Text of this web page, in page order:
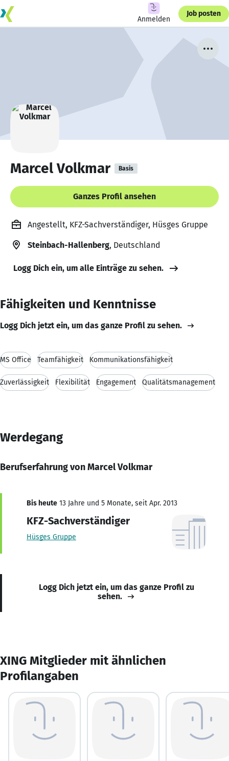
Anmelden
Job posten
Marcel Volkmar Basis
Ganzes Profil ansehen
Angestellt, KFZ-Sachverständiger, Hüsges Gruppe
Steinbach-Hallenberg, Deutschland
Logg Dich ein, um alle Einträge zu sehen.
Fähigkeiten und Kenntnisse
Logg Dich jetzt ein, um das ganze Profil zu sehen.
MS Office Teamfähigkeit Kommunikationsfähigkeit
Zuverlässigkeit Flexibilität Engagement Qualitätsmanagement
Werdegang
Berufserfahrung von Marcel Volkmar
Bis heute 13 Jahre und 5 Monate, seit Apr. 2013
KFZ-Sachverständiger
Hüsges Gruppe
Logg Dich jetzt ein, um das ganze Profil zu
sehen.
XING Mitglieder mit ähnlichen
Profilangaben